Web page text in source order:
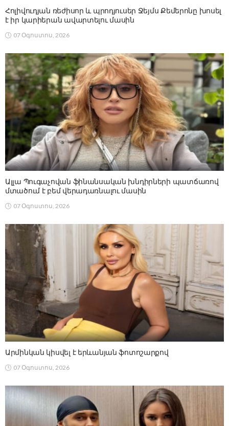
Հոլիվուդյան ռեժիսոր և պրոդյուսեր Ջեյմս Քեմերոնը խոսել
է իր կարիերան ավարտելու մասին
07 Օգոստոս, 2026
Ալլա Պուգաչովան ֆինանսական խնդիրների պատճառով
մտածում է բեմ վերադառնալու մասին
07 Օգոստոս, 2026
Արմինկան կիսվել է երևանյան ֆոտոշարքով
07 Օգոստոս, 2026